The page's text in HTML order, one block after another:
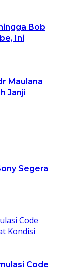
Bob
Ini
Maulana
Janji
Segera
Code